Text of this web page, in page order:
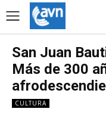
San Juan
Más de 300
CULTURA